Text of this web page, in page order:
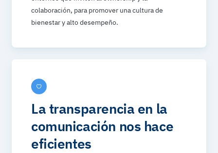
colaboración, para promover una cultura de
bienestar y alto desempeño.
La transparencia en la
comunicación nos hace
eficientes